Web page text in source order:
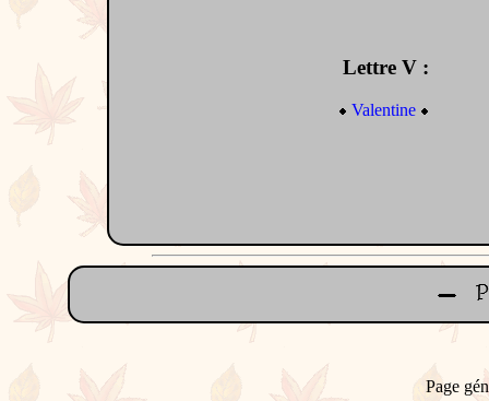
Lettre V :
Valentine
Page